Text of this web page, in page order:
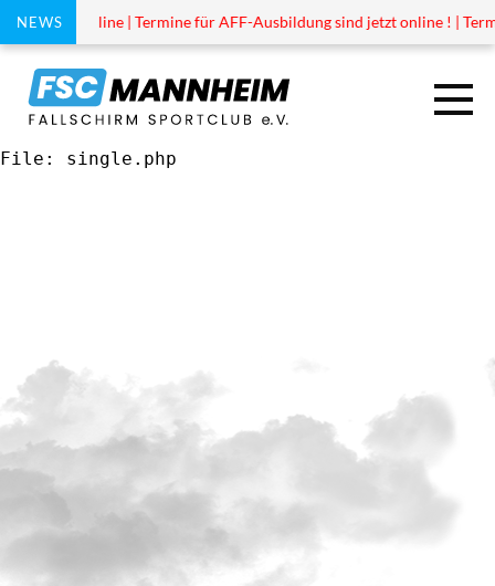
NEWS
ist jetzt online | Termine für AFF-Ausbildung sind jetzt online ! |
VEREIN
SPRUNGPLAN 2026
File: single.php